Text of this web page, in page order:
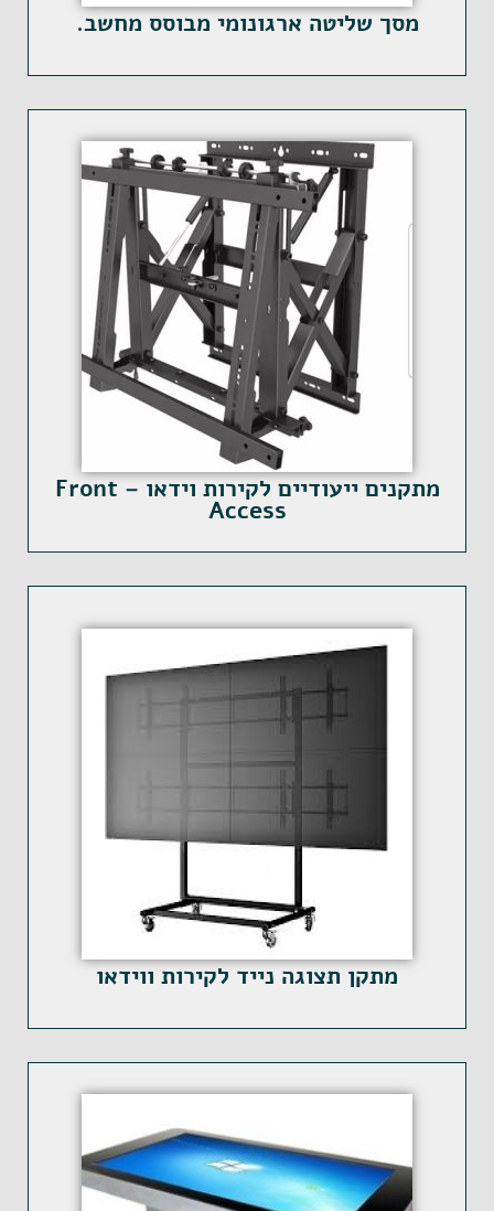
מסך שליטה ארגונומי מבוסס מחשב.
מתקנים ייעודיים לקירות וידאו – Front
Access
מתקן תצוגה נייד לקירות ווידאו